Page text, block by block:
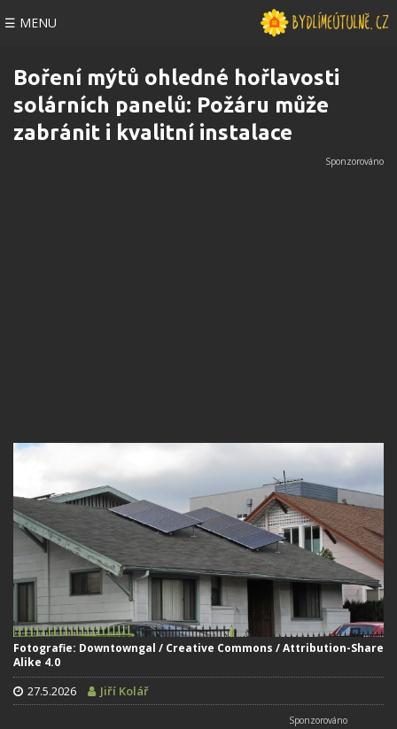
☰ MENU
Boření mýtů ohledné hořlavosti
solárních panelů: Požáru může
zabránit i kvalitní instalace
Fotografie: Downtowngal / Creative Commons / Attribution-Share
Alike 4.0
27.5.2026 Jiří Kolář